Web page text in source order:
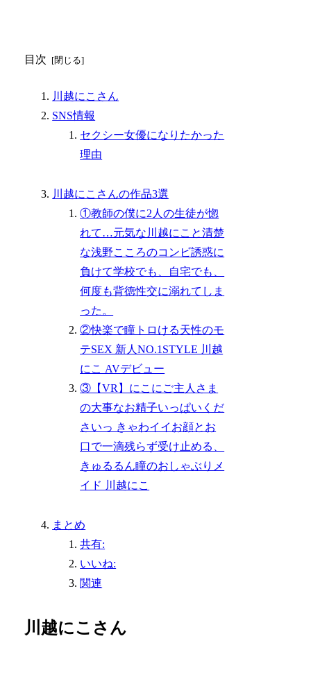
目次
川越にこさん
SNS情報
セクシー女優になりたかった
理由
川越にこさんの作品3選
①教師の僕に2人の生徒が惚
れて…元気な川越にこと清楚
な浅野こころのコンビ誘惑に
負けて学校でも、自宅でも、
何度も背徳性交に溺れてしま
った。
②快楽で瞳トロける天性のモ
テSEX 新人NO.1STYLE 川越
にこ AVデビュー
③【VR】にこにご主人さま
の大事なお精子いっぱいくだ
さいっ きゃわイイお顔とお
口で一滴残らず受け止める、
きゅるるん瞳のおしゃぶりメ
イド 川越にこ
まとめ
共有:
いいね:
関連
川越にこさん